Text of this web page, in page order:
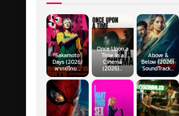
Sakamoto
Days (2026)
พากย์ไทย...
Once Upon a
Time in a
Cinema
(2026)...
Above &
Below (2026)
SoundTrack...